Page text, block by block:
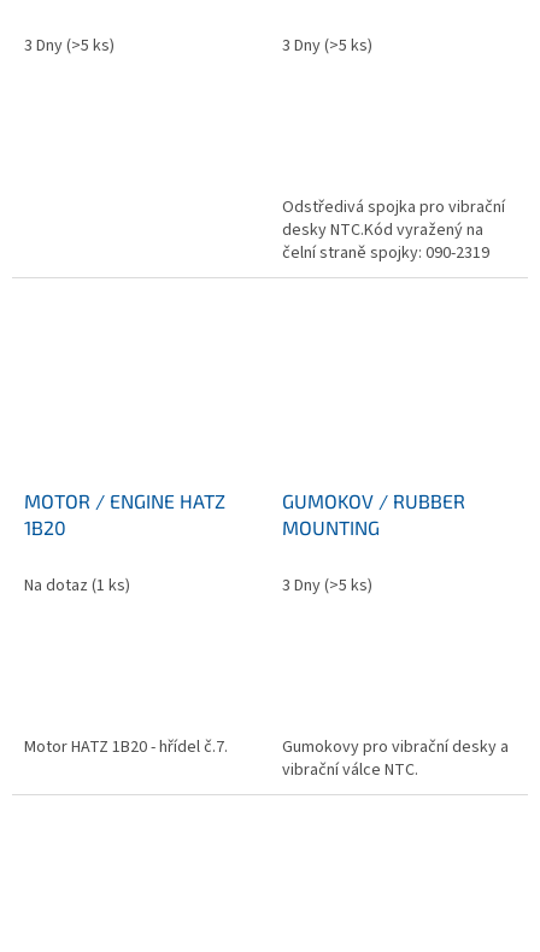
3 Dny(>5 ks) 3 Dny(>5 ks)
Odstředivá spojka pro vibrační
desky NTC.Kód vyražený na
čelní straně spojky: 090-2319
MOTOR / ENGINE HATZ
1B20
Na dotaz (1 ks)
Motor HATZ 1B20 - hřídel č.7.
GUMOKOV / RUBBER
MOUNTING
3 Dny(>5 ks)
Gumokovy pro vibrační desky a
vibrační válce NTC.